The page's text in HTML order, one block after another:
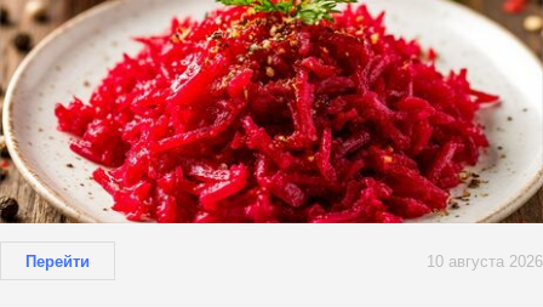
Перейти 10 августа 2026